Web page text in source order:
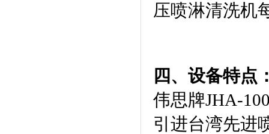
压喷淋清洗机
四、设备特点
伟思牌JHA-
引进台湾先进